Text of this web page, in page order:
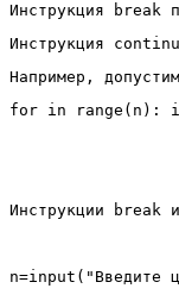
Инструкция
break
Инструкция
Например,
for in range(n): if
Инструкции break